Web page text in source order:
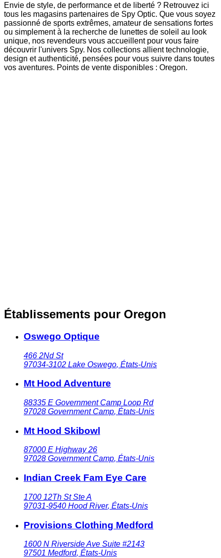
Envie de style, de performance et de liberté ? Retrouvez ici
tous les magasins partenaires de Spy Optic. Que vous soyez
passionné de sports extrêmes, amateur de sensations fortes
ou simplement à la recherche de lunettes de soleil au look
unique, nos revendeurs vous accueillent pour vous faire
découvrir l'univers Spy. Nos collections allient technologie,
design et authenticité, pensées pour vous suivre dans toutes
vos aventures. Points de vente disponibles : Oregon.
Établissements pour Oregon
Oswego Optique
466 2Nd St
97034-3102 Lake Oswego, États-Unis
Mt Hood Adventure
88335 E Government Camp Loop Rd
97028 Government Camp, États-Unis
Mt Hood Skibowl
87000 E Highway 26
97028 Government Camp, États-Unis
Indian Creek Fam Eye Care
1700 12Th St Ste A
97031-9540 Hood River, États-Unis
Provisions Clothing Medford
1600 N Riverside Ave Suite #2143
97501 Medford, États-Unis